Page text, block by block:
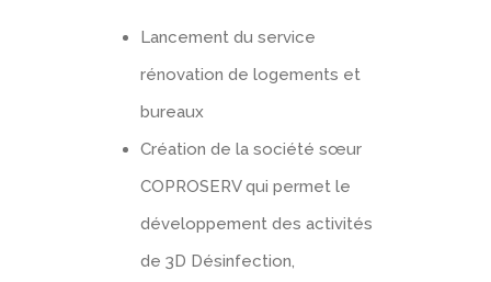
Lancement du service
rénovation de logements et
bureaux
Création de la société sœur
COPROSERV qui permet le
développement des activités
de 3D Désinfection,